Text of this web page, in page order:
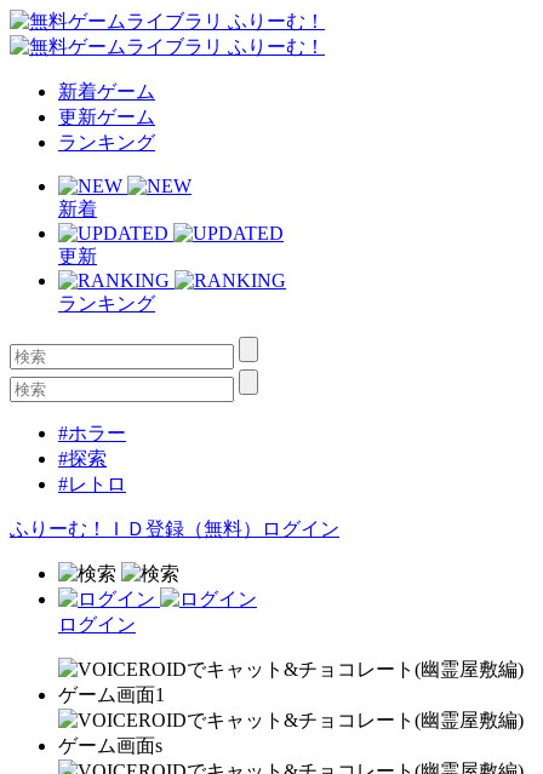
新着ゲーム
更新ゲーム
ランキング
新着
更新
ランキング
#ホラー
#探索
#レトロ
ふりーむ！ＩＤ登録（無料） ログイン
ログイン